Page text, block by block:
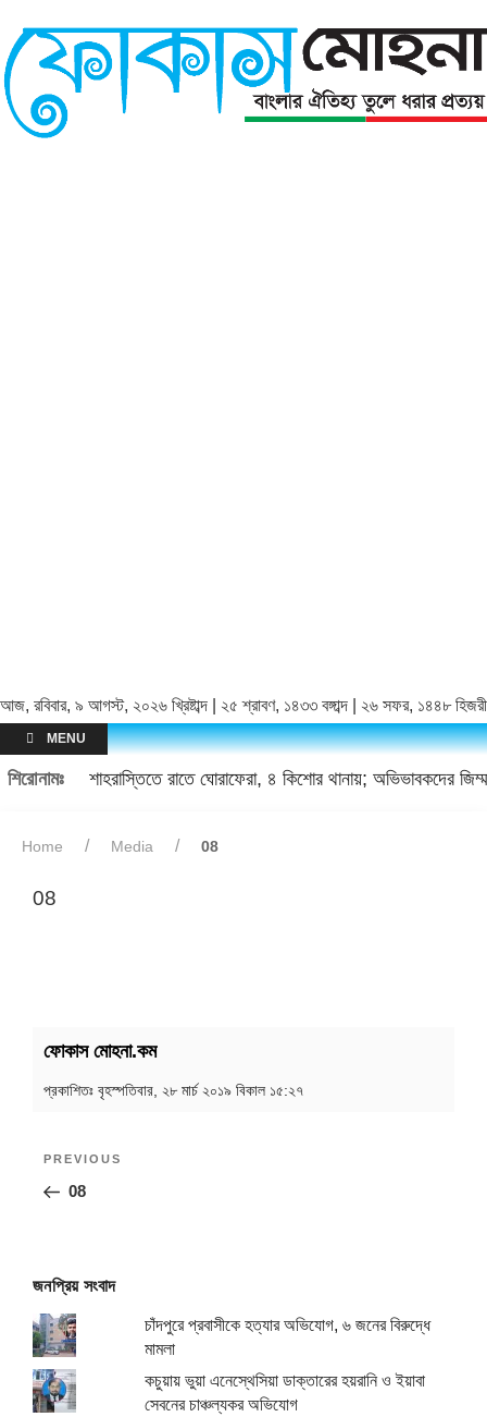
আজ, রবিবার, ৯ আগস্ট, ২০২৬ খ্রিষ্টাব্দ | ২৫ শ্রাবণ, ১৪৩৩ বঙ্গাব্দ | ২৬ সফর, ১৪৪৮ হিজরী
MENU
শিরোনামঃ শাহরাস্তিতে রাতে ঘোরাফেরা, ৪ কিশোর থানায়; অভিভাবকদের
Home Media 08
08
ফোকাস মোহনা.কম
প্রকাশিতঃ বৃহস্পতিবার, ২৮ মার্চ ২০১৯ বিকাল ১৫:২৭
Previous
Post
PREVIOUS
08
জনপ্রিয় সংবাদ
চাঁদপুরে প্রবাসীকে হত্যার অভিযোগ, ৬ জনের বিরুদ্ধে
মামলা
কচুয়ায় ভুয়া এনেস্থেসিয়া ডাক্তারের হয়রানি ও ইয়াবা
সেবনের চাঞ্চল্যকর অভিযোগ